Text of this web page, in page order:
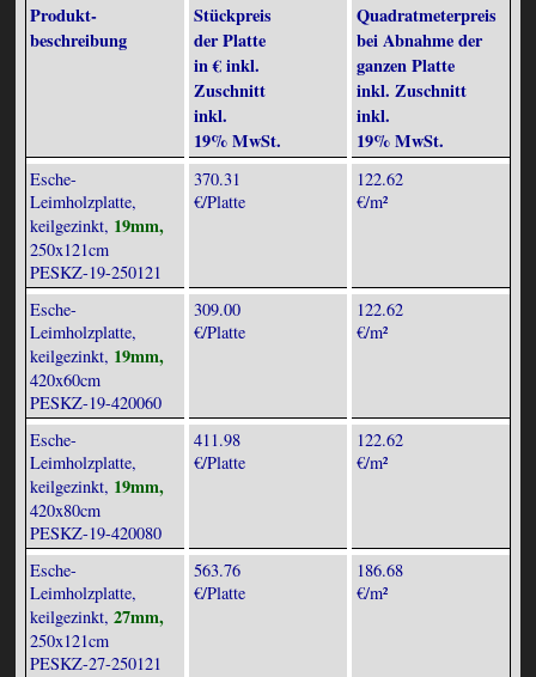
Produkt­
beschreibung
Stückpreis
der Platte
in € inkl.
Zuschnitt
inkl.
19% MwSt.
Quadrat­meterpreis
bei Abnahme der
ganzen Platte
inkl. Zuschnitt
inkl.
19% MwSt.
Esche-
Leimholzplatte,
keilgezinkt, 19mm,
250x121cm
PESKZ-19-250121
370.31
€/Platte
122.62
€/m²
Esche-
Leimholzplatte,
keilgezinkt, 19mm,
420x60cm
PESKZ-19-420060
309.00
€/Platte
122.62
€/m²
Esche-
Leimholzplatte,
keilgezinkt, 19mm,
420x80cm
PESKZ-19-420080
411.98
€/Platte
122.62
€/m²
Esche-
Leimholzplatte,
keilgezinkt,27mm,
250x121cm
PESKZ-27-250121
563.76
€/Platte
186.68
€/m²